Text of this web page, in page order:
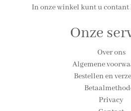
In onze winkel kunt u
Onze
Over ons
Algemene
Bestellen en
Privacy